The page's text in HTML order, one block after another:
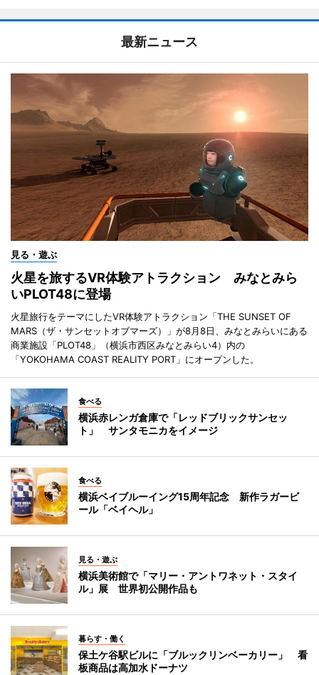
最新ニュース
見る・遊ぶ
火星を旅するVR体験アトラクション みなとみら
いPLOT48に登場
火星旅行をテーマにしたVR体験アトラクション「THE SUNSET OF
MARS（ザ・サンセットオブマーズ）」が8月8日、みなとみらいにある
商業施設「PLOT48」（横浜市西区みなとみらい4）内の
「YOKOHAMA COAST REALITY PORT」にオープンした。
食べる
横浜赤レンガ倉庫で「レッドブリックサンセッ
ト」 サンタモニカをイメージ
食べる
横浜ベイブルーイング15周年記念 新作ラガービ
ール「ベイヘル」
見る・遊ぶ
横浜美術館で「マリー・アントワネット・スタイ
ル」展 世界初公開作品も
暮らす・働く
保土ケ谷駅ビルに「ブルックリンベーカリー」 看
板商品は高加水ドーナツ